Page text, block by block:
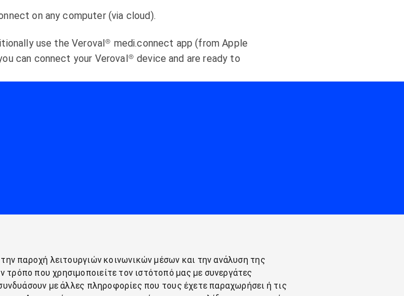
παροχή λειτουργιών κοινωνικών μέσων και την ανάλυση της
που χρησιμοποιείτε τον ιστότοπό μας με συνεργάτες
με άλλες πληροφορίες που τους έχετε παραχωρήσει ή τις
on any computer (via cloud).
use the Veroval® medi.connect app (from Apple
can connect your Veroval® device and are ready to